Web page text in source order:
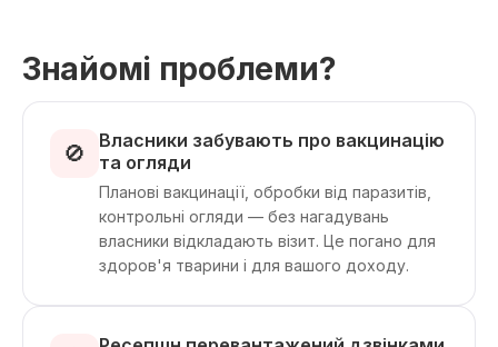
Знайомі проблеми?
🚫
Власники забувають про вакцинацію
та огляди
Планові вакцинації, обробки від паразитів,
контрольні огляди — без нагадувань
власники відкладають візит. Це погано для
здоров'я тварини і для вашого доходу.